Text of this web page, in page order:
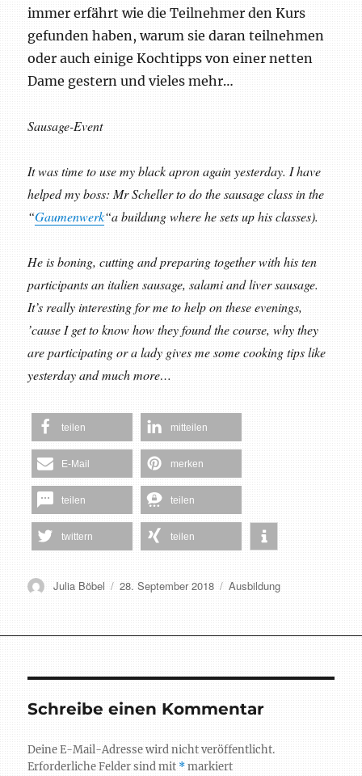
immer erfährt wie die Teilnehmer den Kurs
gefunden haben, warum sie daran teilnehmen
oder auch einige Kochtipps von einer netten
Dame gestern und vieles mehr…
Sausage-Event
It was time to use my black apron again yesterday. I have
helped my boss: Mr Scheller to do the sausage class in the
“Gaumenwerk“a buildung where he sets up his classes).
He is boning, cutting and preparing together with his ten
participants an italien sausage, salami and liver sausage.
It’s really interesting for me to help on these evenings,
’cause I get to know how they found the course, why they
are participating or a lady gives me some cooking tips like
yesterday and much more…
teilen mitteilen
E-Mail merken
teilen teilen
twittern teilen
Autor
Julia Böbel
Veröffentlicht
28. September 2018 Schlagwörter
Ausbildung
Schreibe einen Kommentar
Deine E-Mail-Adresse wird nicht veröffentlicht.
Erforderliche Felder sind mit *markiert